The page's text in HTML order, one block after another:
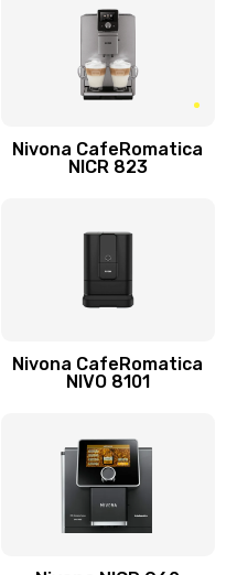
Nivona CafeRomatica
NICR 823
Nivona CafeRomatica
NIVO 8101